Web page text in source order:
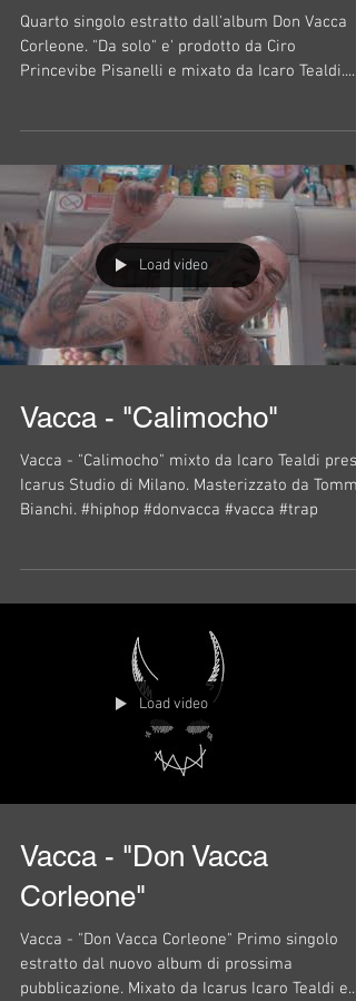
Quarto singolo estratto dall'album Don Vacca
Corleone. "Da solo" e' prodotto da Ciro
Princevibe Pisanelli e mixato da Icaro Tealdi....
Load video
Vacca - "Calimocho"
Vacca - "Calimocho" mixto da Icaro Tealdi
Icarus Studio di Milano. Masterizzato da Tommy
Bianchi. #hiphop #donvacca #vacca #trap
Load video
Vacca - "Don Vacca
Corleone"
Vacca - "Don Vacca Corleone" Primo singolo
estratto dal nuovo album di prossima
pubblicazione. Mixato da Icarus Icaro Tealdi e...